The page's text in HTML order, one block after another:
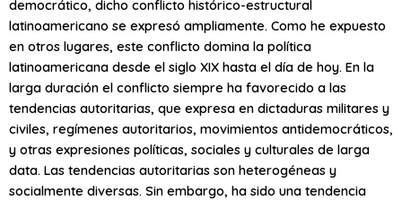
democrático, dicho conflicto histórico-estructural
latinoamericano se expresó ampliamente. Como he expuesto
en otros lugares, este conflicto domina la política
latinoamericana desde el siglo XIX hasta el día de hoy. En la
larga duración el conflicto siempre ha favorecido a las
tendencias autoritarias, que expresa en dictaduras militares y
civiles, regímenes autoritarios, movimientos antidemocráticos,
y otras expresiones políticas, sociales y culturales de larga
data. Las tendencias autoritarias son heterogéneas y
socialmente diversas. Sin embargo, ha sido una tendencia